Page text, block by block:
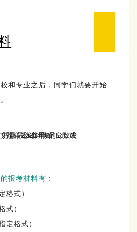
和专业之后，同学们就要开始
报考材料有：
格式）
式）
定格式）